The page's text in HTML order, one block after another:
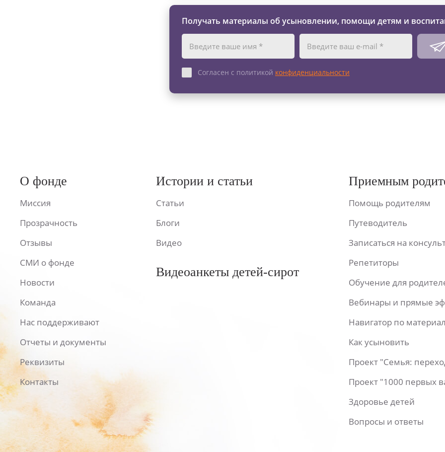
Получать материалы об усыновлении, помощи детям и
Согласен с политикой конфиденциальности
О фонде
Миссия
Прозрачность
Отзывы
СМИ о фонде
Новости
Команда
Нас поддерживают
Отчеты и документы
Реквизиты
Контакты
Истории и статьи
Статьи
Блоги
Видео
Видеоанкеты детей-сирот
Приемным
Помощь родителям
Путеводитель
Записаться на
Репетиторы
Обучение для
Вебинары и прямые
Навигатор по
Как усыновить
Проект "Семья:
Проект "1000 первых
Здоровье детей
Вопросы и ответы